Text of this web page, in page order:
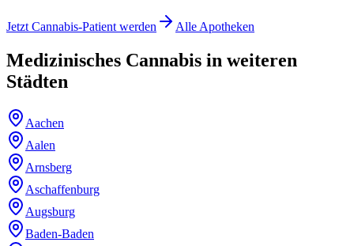
Jetzt Cannabis-Patient werden Alle Apotheken
Medizinisches Cannabis in weiteren
Städten
Aachen
Aalen
Arnsberg
Aschaffenburg
Augsburg
Baden-Baden